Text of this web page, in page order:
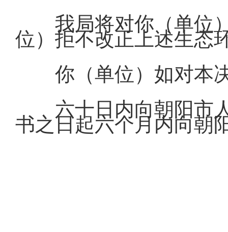
我局将对你（单位
位）拒不改正上述生态
你（单位）如对本
六十日内向朝阳市
书之日起六个月内向朝